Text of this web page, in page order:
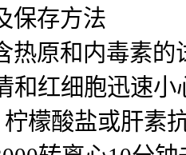
保存方法
热原和内毒素
和红细胞迅速小
檬酸盐或肝素